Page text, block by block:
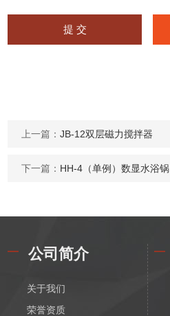
上一篇：JB-12双层磁力搅拌器
下一篇： HH-4（单例）数显水浴锅
公司简介
关于我们
荣誉资质